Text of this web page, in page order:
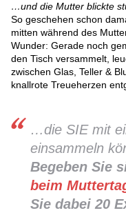
…und die Mutter blickte
So geschehen schon
mitten während des
Wunder: Gerade noch
den Tisch versammelt,
zwischen Glas, Teller &
knallrote Treueherzen
…die SIE mit
einsammeln
Begeben Sie
beim
Sie dabei 20